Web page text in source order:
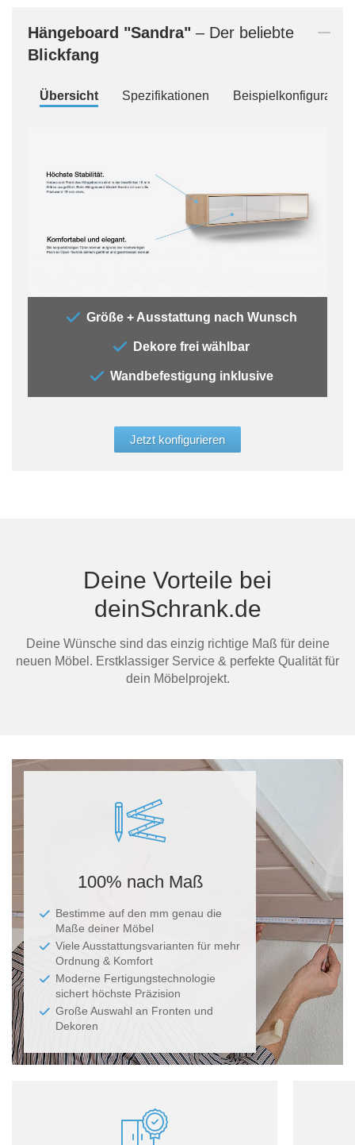
Hängeboard "Sandra" – Der beliebte
Blickfang
Übersicht Spezifikationen
Größe + Ausstattung nach Wunsch
Dekore frei wählbar
Wandbefestigung inklusive
Jetzt konfigurieren
Deine Vorteile bei
deinSchrank.de
Deine Wünsche sind das einzig richtige Maß für deine
neuen Möbel. Erstklassiger Service & perfekte Qualität für
dein Möbelprojekt.
100% nach Maß
Bestimme auf den mm genau die
Maße deiner Möbel
Viele Ausstattungsvarianten für mehr
Ordnung & Komfort
Moderne Fertigungstechnologie
sichert höchste Präzision
Große Auswahl an Fronten und
Dekoren